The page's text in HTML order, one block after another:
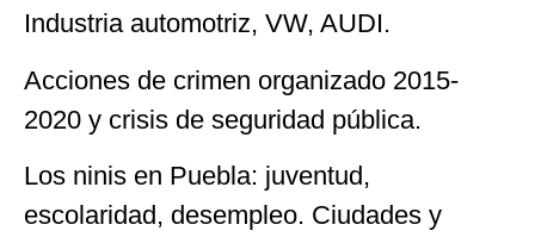
Industria automotriz, VW, AUDI.
Acciones de crimen organizado 2015-
2020 y crisis de seguridad pública.
Los ninis en Puebla: juventud,
escolaridad, desempleo. Ciudades y